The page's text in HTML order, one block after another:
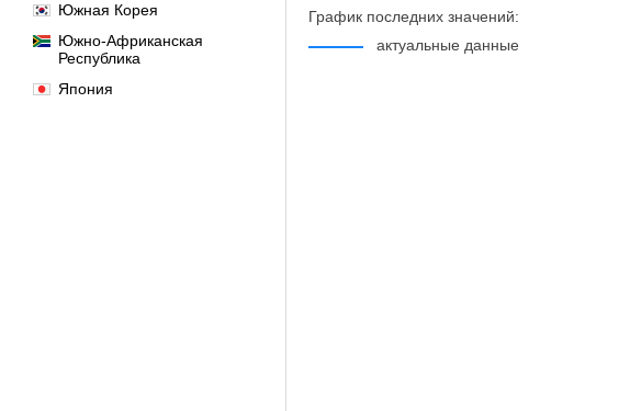
Южная Корея
Южно-Африканская
Республика
Япония
График последних значений:
актуальные данные